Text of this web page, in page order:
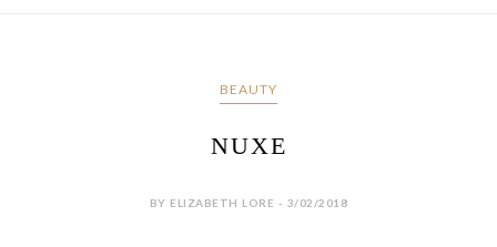
BEAUTY
NUXE
BY ELIZABETH LORE - 3/02/2018